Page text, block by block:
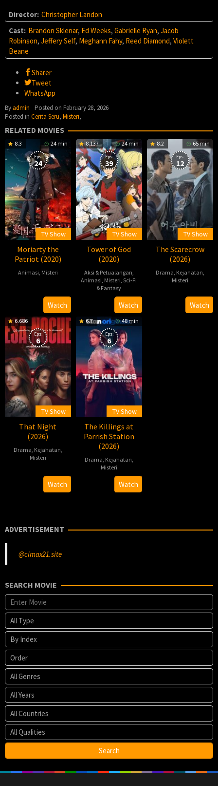
Director: Christopher Landon
Cast: Brandon Sklenar, Ed Weeks, Gabrielle Ryan, Jacob
Robinson, Jeffery Self, Meghann Fahy, Reed Diamond, Violett
Beane
Sharer
Tweet
WhatsApp
By admin Posted on February 28, 2026
Posted in Cerita Seru, Misteri,
RELATED MOVIES
8.3 24 min
Eps:
24
TV Show
Moriarty the
Patriot (2020)
Animasi, Misteri
10-
11 Watch
8.137 24 min
Eps:
39
TV Show
Tower of God
(2020)
Aksi & Petualangan,
Animasi, Misteri,Sci-Fi
& Fantasy
2020-
04-
02
Watch
8.2 65 min
Eps:
12
TV Show
The Scarecrow
(2026)
Drama, Kejahatan,
Misteri
2026-
박
Watch
6.686
Eps:
6
TV Show
That Night
(2026)
Drama, Kejahatan,
Misteri
2026-
13
Watch
6.7 48 min
Eps:
6
TV Show
The Killings at
Parrish Station
(2026)
Drama, Kejahatan,
Misteri
2026-
06-
Daniel
Nettheim
Watch
ADVERTISEMENT
@cimax21.site
SEARCH MOVIE